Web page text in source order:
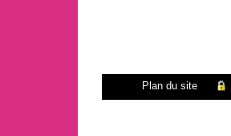
Plan du site